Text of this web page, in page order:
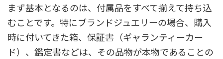
まず基本となるのは、付属品をすべて揃えて持ち込
むことです。特にブランドジュエリーの場合、購入
時に付いてきた箱、保証書（ギャランティーカー
ド）、鑑定書などは、その品物が本物であることの